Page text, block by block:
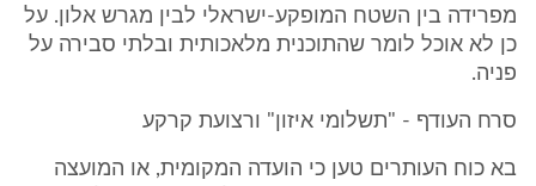
מפרידה בין השטח המופקע-ישראלי לבין מגרש אלון. על
כן לא אוכל לומר שהתוכנית מלאכותית ובלתי סבירה על
פניה.
סרח העודף - "תשלומי איזון" ורצועת קרקע
בא כוח העותרים טען כי הועדה המקומית, או המועצה